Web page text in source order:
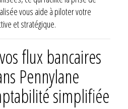
vous aide à piloter votre
et stratégique.
flux bancaires
Pennylane
simplifiée